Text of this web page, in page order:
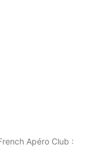
Apéro Club :